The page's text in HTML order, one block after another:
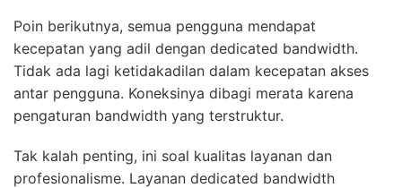
Poin berikutnya, semua pengguna mendapat
kecepatan yang adil dengan dedicated bandwidth.
Tidak ada lagi ketidakadilan dalam kecepatan akses
antar pengguna. Koneksinya dibagi merata karena
pengaturan bandwidth yang terstruktur.
Tak kalah penting, ini soal kualitas layanan dan
profesionalisme. Layanan dedicated bandwidth